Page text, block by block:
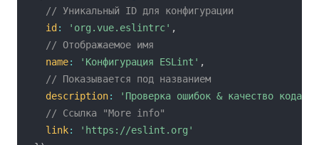
// Уникальный ID для конфигурации
id : 'org.vue.eslintrc' ,
// Отображаемое имя
name: 'Конфигурация ESLint' ,
// Показывается под названием
description: 'Проверка ошибок & качество кода'
// Ссылка "More info"
link:
'https://eslint.org'